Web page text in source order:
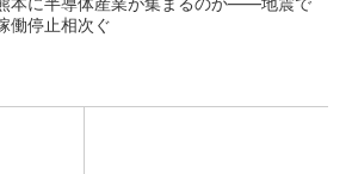
働停止相次ぐ